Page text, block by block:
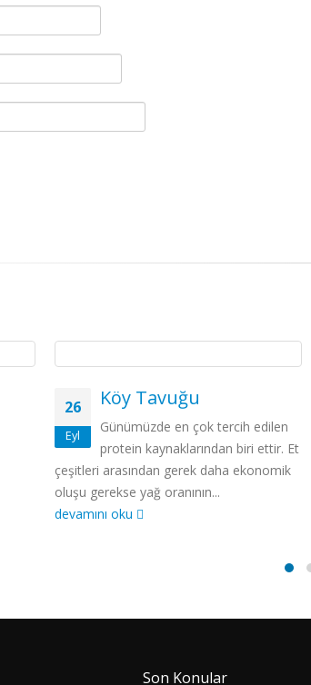
26
Eyl
Köy Tavuğu
Günümüzde en çok tercih edilen
protein kaynaklarından biri ettir. Et
çeşitleri arasından gerek daha ekonomik
oluşu gerekse yağ oranının...
devamını oku
Son Konular